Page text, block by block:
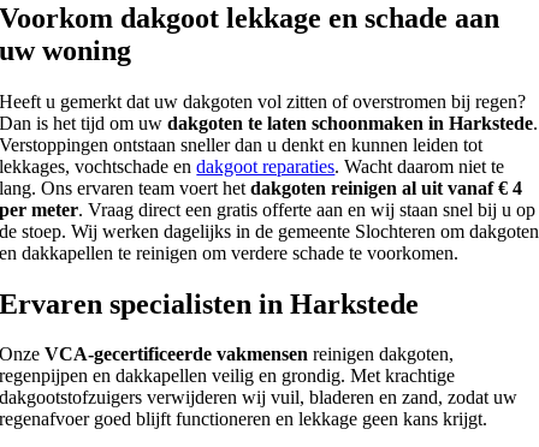
Voorkom dakgoot lekkage en schade aan
uw woning
Heeft u gemerkt dat uw dakgoten vol zitten of overstromen bij regen?
Dan is het tijd om uwdakgoten te laten schoonmaken in Harkstede.
Verstoppingen ontstaan sneller dan u denkt en kunnen leiden tot
lekkages, vochtschade endakgoot reparaties. Wacht daarom niet te
lang. Ons ervaren team voert hetdakgoten reinigen al uit vanaf € 4
per meter. Vraag direct een gratis offerte aan en wij staan snel bij u op
de stoep. Wij werken dagelijks in de gemeente Slochteren om dakgoten
en dakkapellen te reinigen om verdere schade te voorkomen.
Ervaren specialisten in Harkstede
OnzeVCA-gecertificeerde vakmensen reinigen dakgoten,
regenpijpen en dakkapellen veilig en grondig. Met krachtige
dakgootstofzuigers verwijderen wij vuil, bladeren en zand, zodat uw
regenafvoer goed blijft functioneren en lekkage geen kans krijgt.